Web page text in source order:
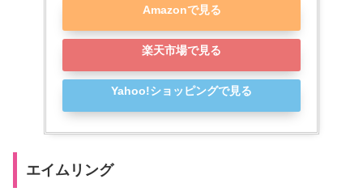
Amazonで見る
楽天市場で見る
Yahoo!ショッピングで見る
エイムリング